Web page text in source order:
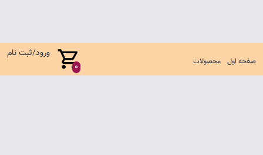
صفحه اول محصولات 0
ورود/ثبت نام